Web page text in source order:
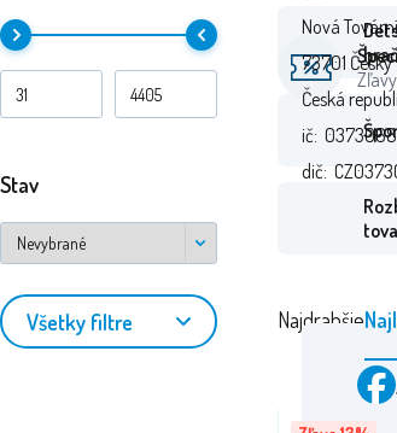
Stav
Všetky filtre Najdrahšie
Nová
73701 Český
Česká
ič:
dič: